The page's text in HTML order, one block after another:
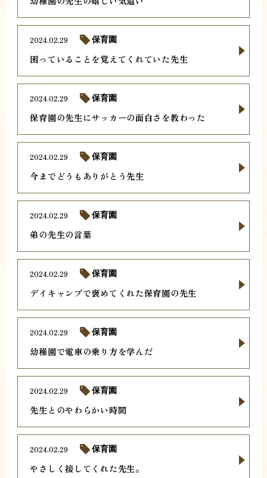
困っていることを覚えてくれていた先生
2024.02.29 保育園
保育園の先生にサッカーの面白さを教わった
2024.02.29 保育園
今までどうもありがとう先生
2024.02.29 保育園
弟の先生の言葉
2024.02.29 保育園
デイキャンプで褒めてくれた保育園の先生
2024.02.29 保育園
幼稚園で電車の乗り方を学んだ
2024.02.29 保育園
先生とのやわらかい時間
2024.02.29 保育園
やさしく接してくれた先生。
2024.02.29 保育園